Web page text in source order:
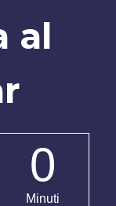
al
0
Minuti